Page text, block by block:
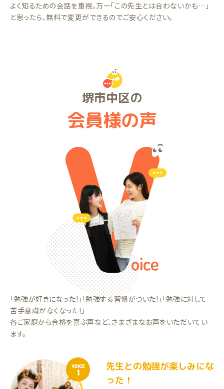
よく知るための会話を重視。万一「この先生とは合わないかも…」
と思ったら、無料で変更ができるのでご安心ください。
堺市中区の
会員様の声
「勉強が好きになった!」「勉強する習慣がついた!」「勉強に対して
苦手意識がなくなった!」
各ご家庭から合格を喜ぶ声など、さまざまなお声をいただいてい
ます。
VOICE
1
先生との勉強が楽しみにな
った！